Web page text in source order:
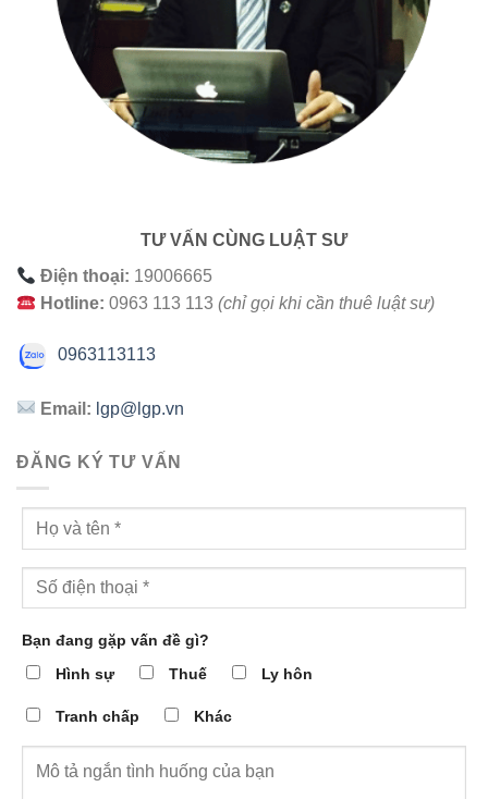
TƯ VẤN CÙNG LUẬT SƯ
Điện thoại: 19006665
Hotline: 0963 113 113(chỉ gọi khi cần thuê luật sư)
0963113113
Email: lgp@lgp.vn
ĐĂNG KÝ TƯ VẤN
Bạn đang gặp vấn đề gì?
Hình sự
Thuế Ly hôn
Tranh chấp Khác